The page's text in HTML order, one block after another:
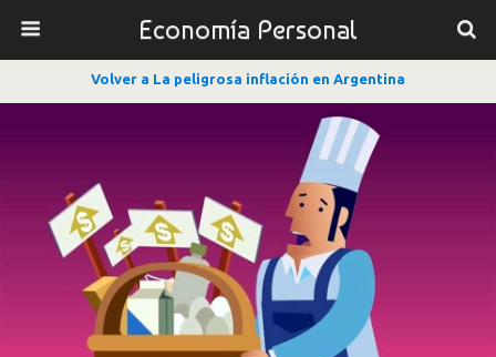
Economía Personal
Volver a La peligrosa inflación en Argentina